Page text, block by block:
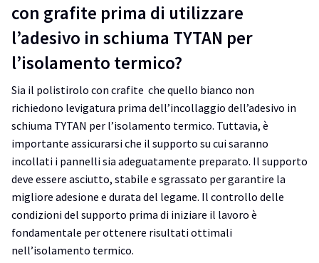
con grafite prima di utilizzare
l’adesivo in schiuma TYTAN per
l’isolamento termico?
Sia il polistirolo con crafite che quello bianco non
richiedono levigatura prima dell’incollaggio dell’adesivo in
schiuma TYTAN per l’isolamento termico. Tuttavia, è
importante assicurarsi che il supporto su cui saranno
incollati i pannelli sia adeguatamente preparato. Il supporto
deve essere asciutto, stabile e sgrassato per garantire la
migliore adesione e durata del legame. Il controllo delle
condizioni del supporto prima di iniziare il lavoro è
fondamentale per ottenere risultati ottimali
nell’isolamento termico.